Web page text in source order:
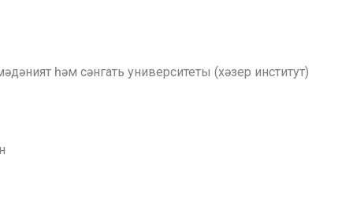
һәм сәнгать университеты (хәзер институт)